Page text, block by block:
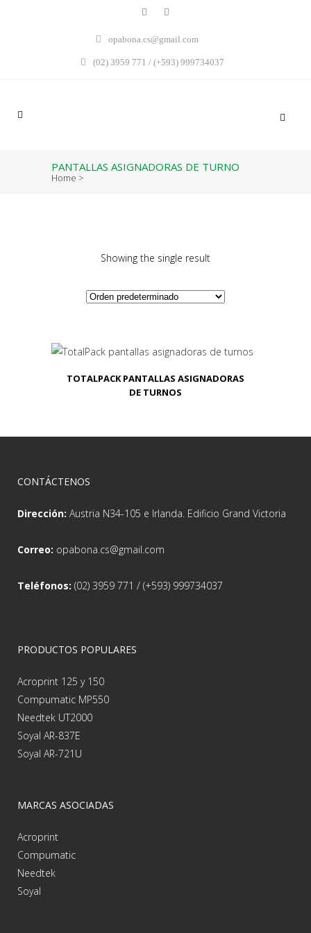
opabona.cs@gmail.com
(02) 3959 771 / (+593) 999734037
PANTALLAS ASIGNADORAS DE TURNO
Home >
Showing the single result
TOTALPACK PANTALLAS ASIGNADORAS
DE TURNOS
CONTÁCTENOS
Dirección: Austria N34-105 e Irlanda. Edificio Grand Victoria
Correo: opabona.cs@gmail.com
Teléfonos: (02) 3959 771 / (+593) 999734037
PRODUCTOS POPULARES
Acroprint 125 y 150
Compumatic MP550
Needtek UT2000
Soyal AR-837E
Soyal AR-721U
MARCAS ASOCIADAS
Acroprint
Compumatic
Needtek
Soyal